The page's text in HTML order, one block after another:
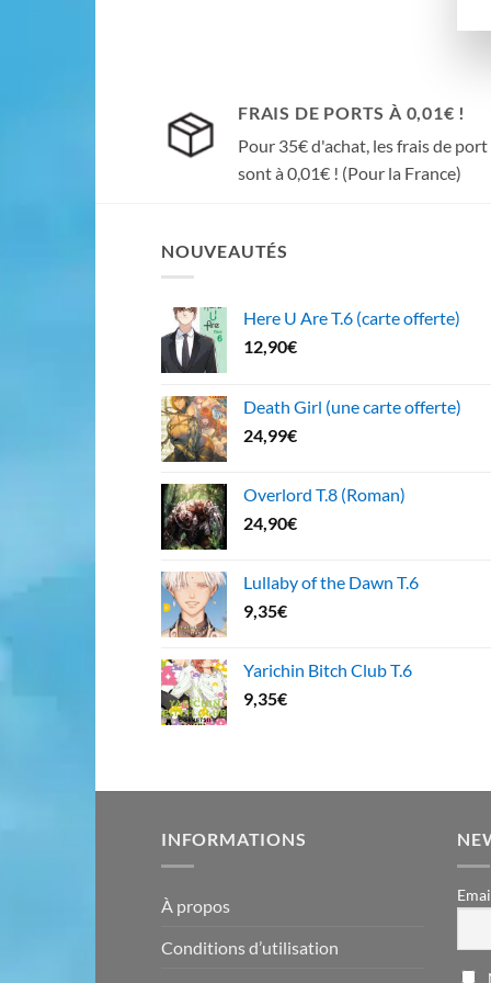
FRAIS DE PORTS À 0,01€ !
Pour 35€ d'achat, les frais de port
sont à 0,01€ ! (Pour la France)
NOUVEAUTÉS
Here U Are T.6 (carte offerte)
12,90€
Death Girl (une carte offerte)
24,99€
Overlord T.8 (Roman)
24,90€
Lullaby of the Dawn T.6
9,35€
Yarichin Bitch Club T.6
9,35€
INFORMATIONS
À propos
Conditions d’utilisation